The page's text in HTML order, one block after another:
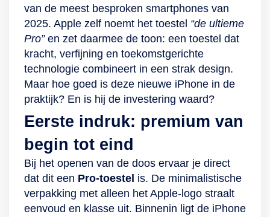
Dankzij de 120Hz
verversingssnelheid
van het 6,1-inch
ProMotion oled-
display geeft de
iPhone 13 Pro
snelle games en
en vloeiender dan
ooit weer, en de
een vernieuwde
van de meest besproken smartphones van
2025. Apple zelf noemt het toestel “de ultieme
Pro”en zet daarmee de toon: een toestel dat
kracht, verfijning en toekomstgerichte
technologie combineert in een strak design.
Maar hoe goed is deze nieuwe iPhone in de
praktijk? En is hij de investering waard?
Eerste indruk: premium van
begin tot eind
Bij het openen van de doos ervaar je direct
dat dit een Pro-toestel is. De minimalistische
verpakking met alleen het Apple-logo straalt
eenvoud en klasse uit. Binnenin ligt de iPhone